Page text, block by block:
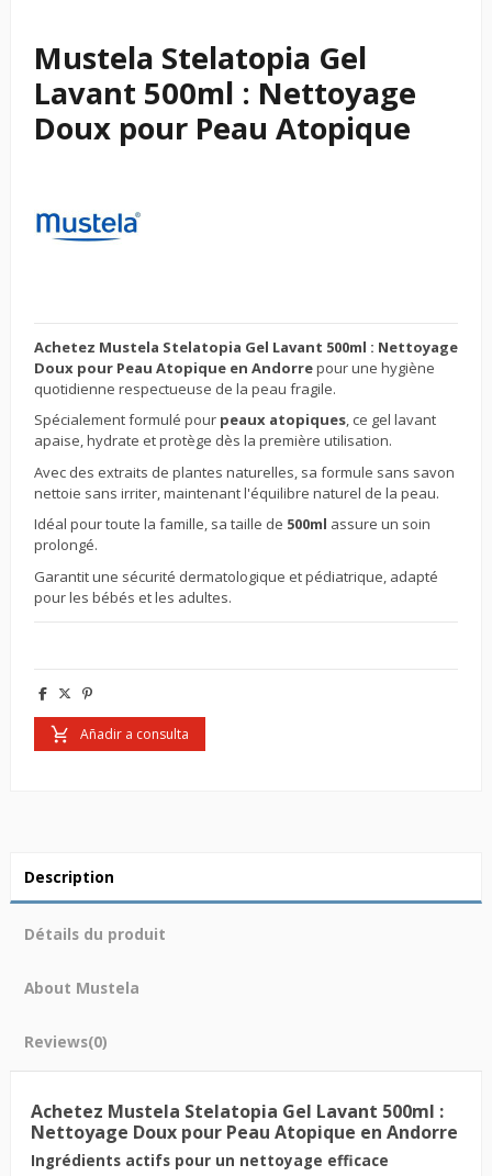
Mustela Stelatopia Gel
Lavant 500ml : Nettoyage
Doux pour Peau Atopique
Achetez Mustela Stelatopia Gel Lavant 500ml : Nettoyage
Doux pour Peau Atopique en Andorrepour une hygiène
quotidienne respectueuse de la peau fragile.
Spécialement formulé pour peaux atopiques, ce gel lavant
apaise, hydrate et protège dès la première utilisation.
Avec des extraits de plantes naturelles, sa formule sans savon
nettoie sans irriter, maintenant l'équilibre naturel de la peau.
Idéal pour toute la famille, sa taille de 500ml assure un soin
prolongé.
Garantit une sécurité dermatologique et pédiatrique, adapté
pour les bébés et les adultes.
Añadir a consulta
Description
Détails du produit
About Mustela
Reviews(0)
Achetez Mustela Stelatopia Gel Lavant 500ml :
Nettoyage Doux pour Peau Atopique en Andorre
Ingrédients actifs pour un nettoyage efficace